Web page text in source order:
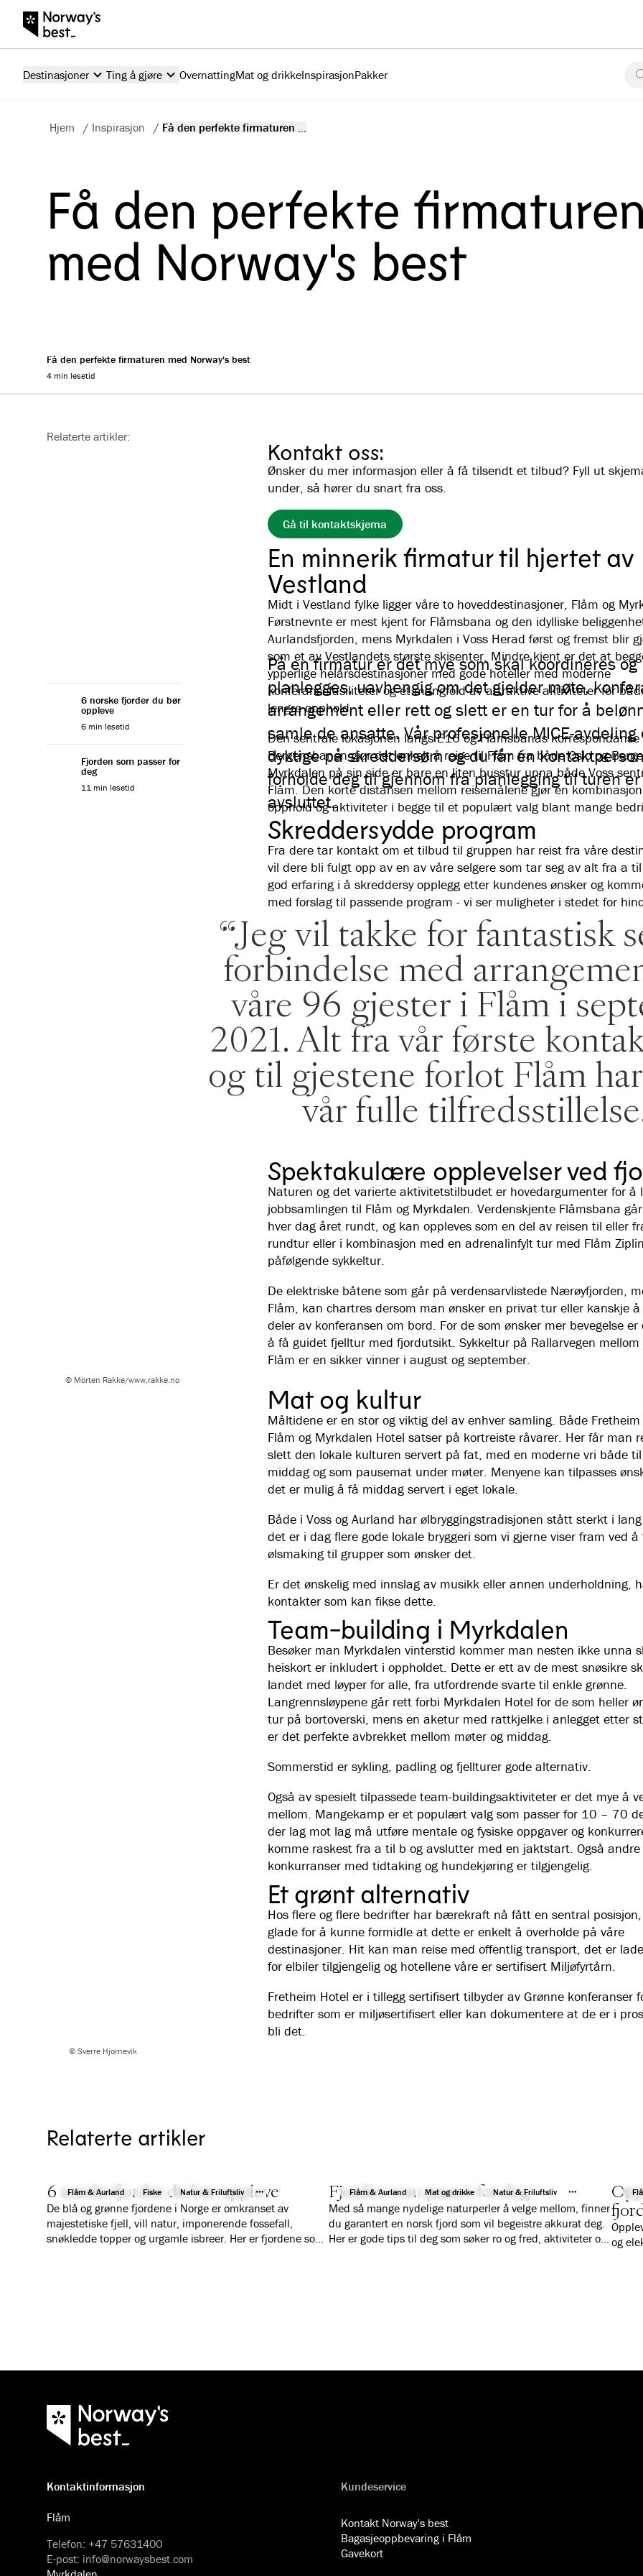
Destinasjoner Ting å gjøre OvernattingMat og drikkeInspirasjonPakker
Hjem / Inspirasjon / Få den perfekte firmaturen ...
Få den perfekte firmaturen
med Norway's best
Få den perfekte firmaturen med Norway's best
4 min lesetid
Relaterte artikler:
6 norske fjorder du bør
oppleve
6 min lesetid
Fjorden som passer for
deg
11 min lesetid
På en firmatur er det mye som skal koordineres og
planlegges, uavhengig om det gjelder møte,
arrangement eller rett og slett er en tur for å
samle de ansatte. Vår profesjonelle MICE-avdeling
dyktige på skreddersøm og du får én
forholde deg til gjennom fra planlegging til turen er
avsluttet.
Kontakt oss:
Ønsker du mer informasjon eller å få tilsendt et tilbud? Fyll ut
under, så hører du snart fra oss.
Gå til kontaktskjema
En minnerik firmatur til hjertet av
Vestland
Midt i Vestland fylke ligger våre to hoveddestinasjoner, Flåm og
Førstnevnte er mest kjent for Flåmsbana og den idylliske
Aurlandsfjorden, mens Myrkdalen i Voss Herad først og fremst blir
som et av Vestlandets største skisenter. Mindre kjent er det at
ypperlige helårsdestinasjoner med gode hoteller med moderne
konferansefasiliteter og et mangfold av attraktive aktiviteter for
lengre opphold.
Den sentrale lokasjonen langs E16 og Flåmsbanas korrespondanse
Bergensbanen gjør det enkelt å reise til Flåm fra både Oslo og
Myrkdalen på sin side er bare en liten busstur unna både Voss
Flåm. Den korte distansen mellom reisemålene gjør en
opphold og aktiviteter i begge til et populært valg blant mange
Skreddersydde program
Fra dere tar kontakt om et tilbud til gruppen har reist fra våre
vil dere bli fulgt opp av en av våre selgere som tar seg av alt fra a
god erfaring i å skreddersy opplegg etter kundenes ønsker og
med forslag til passende program - vi ser muligheter i stedet for
“Jeg vil takke for fantastisk
forbindelse med
våre 96 gjester i Flåm i
2021. Alt fra vår første
og til gjestene forlot Flåm
vår fulle
Spektakulære opplevelser ved
Naturen og det varierte aktivitetstilbudet er hovedargumenter for å
jobbsamlingen til Flåm og Myrkdalen. Verdenskjente Flåmsbana
hver dag året rundt, og kan oppleves som en del av reisen til eller
rundtur eller i kombinasjon med en adrenalinfylt tur med Flåm
påfølgende sykkeltur.
De elektriske båtene som går på verdensarvlistede Nærøyfjorden,
Flåm, kan chartres dersom man ønsker en privat tur eller kanskje å
deler av konferansen om bord. For de som ønsker mer bevegelse
å få guidet fjelltur med fjordutsikt. Sykkeltur på Rallarvegen mellom
Flåm er en sikker vinner i august og september.
© Morten Rakke/www.rakke.no
Mat og kultur
Måltidene er en stor og viktig del av enhver samling. Både
Flåm og Myrkdalen Hotel satser på kortreiste råvarer. Her får man
slett den lokale kulturen servert på fat, med en moderne vri både
middag og som pausemat under møter. Menyene kan tilpasses
det er mulig å få middag servert i eget lokale.
Både i Voss og Aurland har ølbryggingstradisjonen stått sterkt i
det er i dag flere gode lokale bryggeri som vi gjerne viser fram ved å
ølsmaking til grupper som ønsker det.
Er det ønskelig med innslag av musikk eller annen underholdning,
kontakter som kan fikse dette.
Team-building i Myrkdalen
Besøker man Myrkdalen vinterstid kommer man nesten ikke unna
heiskort er inkludert i oppholdet. Dette er ett av de mest snøsikre
landet med løyper for alle, fra utfordrende svarte til enkle grønne.
Langrennsløypene går rett forbi Myrkdalen Hotel for de som heller
tur på bortoverski, mens en aketur med rattkjelke i anlegget etter
er det perfekte avbrekket mellom møter og middag.
Sommerstid er sykling, padling og fjellturer gode alternativ.
Også av spesielt tilpassede team-buildingsaktiviteter er det mye å
mellom. Mangekamp er et populært valg som passer for 10 – 70
der lag mot lag må utføre mentale og fysiske oppgaver og
komme raskest fra a til b og avslutter med en jaktstart. Også andre
konkurranser med tidtaking og hundekjøring er tilgjengelig.
Et grønt alternativ
Hos flere og flere bedrifter har bærekraft nå fått en sentral
glade for å kunne formidle at dette er enkelt å overholde på våre
destinasjoner. Hit kan man reise med offentlig transport, det er
for elbiler tilgjengelig og hotellene våre er sertifisert Miljøfyrtårn.
Fretheim Hotel er i tillegg sertifisert tilbyder av Grønne konferanser
bedrifter som er miljøsertifisert eller kan dokumentere at de er i
bli det.
© Sverre Hjornevik
Relaterte artikler
Flåm & Aurland Fiske Natur & Friluftsliv
6 norske fjorder du bør oppleve
De blå og grønne fjordene i Norge er omkranset av
majestetiske fjell, vill natur, imponerende fossefall,
snøkledde topper og urgamle isbreer. Her er fjordene som
Flåm & Aurland Mat og drikke Natur & Friluftsliv
Fjorden som passer for deg
Med så mange nydelige naturperler å velge mellom, finner
du garantert en norsk fjord som vil begeistre akkurat deg.
Her er gode tips til deg som søker ro og fred, aktiviteter og og
Kontaktinformasjon
Flåm
Telefon: +47 57631400
E-post: info@norwaysbest.com
Kundeservice
Kontakt Norway's best
Bagasjeoppbevaring i Flåm
Gavekort